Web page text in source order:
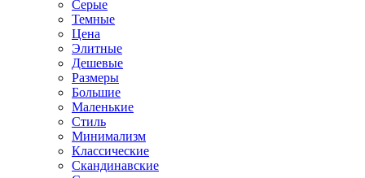
Серые
Темные
Цена
Элитные
Дешевые
Размеры
Большие
Маленькие
Стиль
Минимализм
Классические
Скандинавские